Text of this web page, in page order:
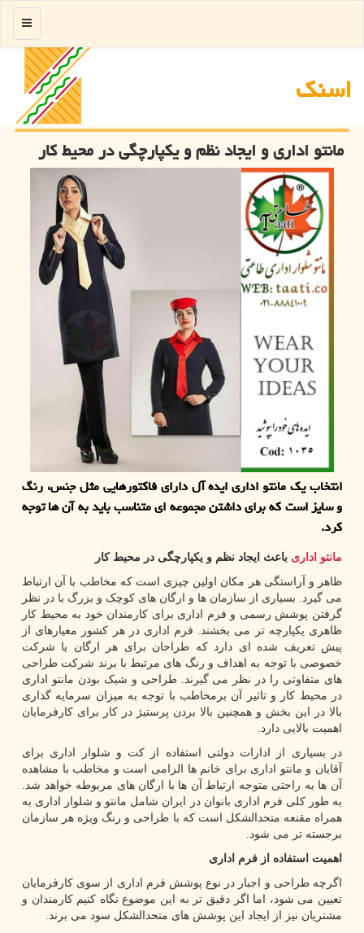
اسنك
منو
مانتو اداری و ایجاد نظم و یكپارچگی در محیط كار
انتخاب یك مانتو اداری ایده آل دارای فاكتورهایی مثل جنس، رنگ
و سایز است كه برای داشتن مجموعه ای متناسب باید به آن ها توجه
كرد.
مانتو اداری باعث ایجاد نظم و یکپارچگی در محیط کار
ظاهر و آراستگی هر مکان اولین چیزی است که مخاطب با آن ارتباط
می گیرد. بسیاری از سازمان ها و ارگان های کوچک و بزرگ با در نظر
گرفتن پوشش رسمی و فرم اداری برای کارمندان خود به محیط کار
ظاهری یکپارچه تر می بخشند. فرم اداری در هر کشور معیارهای از
پیش تعریف شده ای دارد که طراحان برای هر ارگان یا شرکت
خصوصی با توجه به اهداف و رنگ های مرتبط با برند شرکت طراحی
های متفاوتی را در نظر می گیرند. طراحی و شیک بودن مانتو اداری
در محیط کار و تاثیر آن برمخاطب با توجه به میزان سرمایه گذاری
بالا در این بخش و همچنین بالا بردن پرستیژ در کار برای کارفرمایان
اهمیت بالایی دارد.
در بسیاری از ادارات دولتی استفاده از کت و شلوار اداری برای
آقایان و مانتو اداری برای خانم ها الزامی است و مخاطب با مشاهده
آن ها به راحتی متوجه ارتباط آن ها با ارگان های مربوطه خواهد شد.
به طور کلی فرم اداری بانوان در ایران شامل مانتو و شلوار اداری به
همراه مقنعه متحدالشکل است که با طراحی و رنگ ویژه هر سازمان
برجسته تر می شود.
اهمیت استفاده از فرم اداری
اگرچه طراحی و اجبار در نوع پوشش فرم اداری از سوی کارفرمایان
تعیین می شود، اما اگر دقیق تر به این موضوع نگاه کنیم کارمندان و
مشتریان نیز از ایجاد این پوشش های متحدالشکل سود می برند.